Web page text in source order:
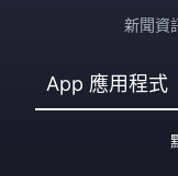
新聞資
App 應用程式